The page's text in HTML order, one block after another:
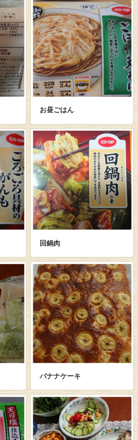
お昼ごはん
回鍋肉
バナナケーキ